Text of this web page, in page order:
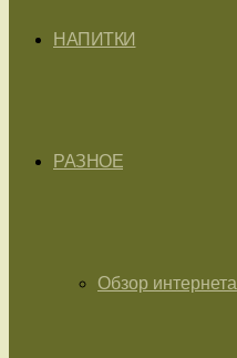
НАПИТКИ
РАЗНОЕ
Обзор интернета